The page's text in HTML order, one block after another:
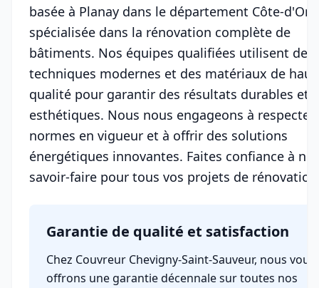
basée à Planay dans le département Côte-d'Or,
spécialisée dans la rénovation complète de
bâtiments. Nos équipes qualifiées utilisent des
techniques modernes et des matériaux de
qualité pour garantir des résultats durables et
esthétiques. Nous nous engageons à respecter
normes en vigueur et à offrir des solutions
énergétiques innovantes. Faites confiance à
savoir-faire pour tous vos projets de
Garantie de qualité et satisfaction
Chez Couvreur Chevigny-Saint-Sauveur, nous vous
offrons une garantie décennale sur toutes nos